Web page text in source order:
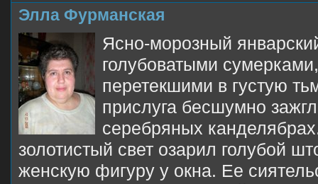
Элла Фурманская
Ясно-морозный
голубоватыми
перетекшими в густую
прислуга бесшумно
серебряных
золотистый свет озарил голубой
женскую фигуру у окна. Ее